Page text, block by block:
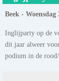
Beek - Woensdag
Inglijparty op de
dit jaar alweer
podium in de rood/